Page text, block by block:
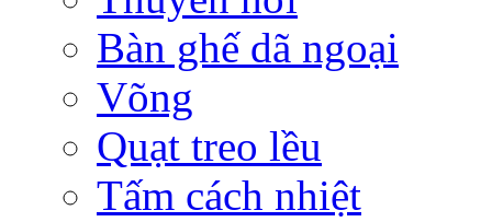
Bàn ghế dã ngoại
Võng
Quạt treo lều
Tấm cách nhiệt